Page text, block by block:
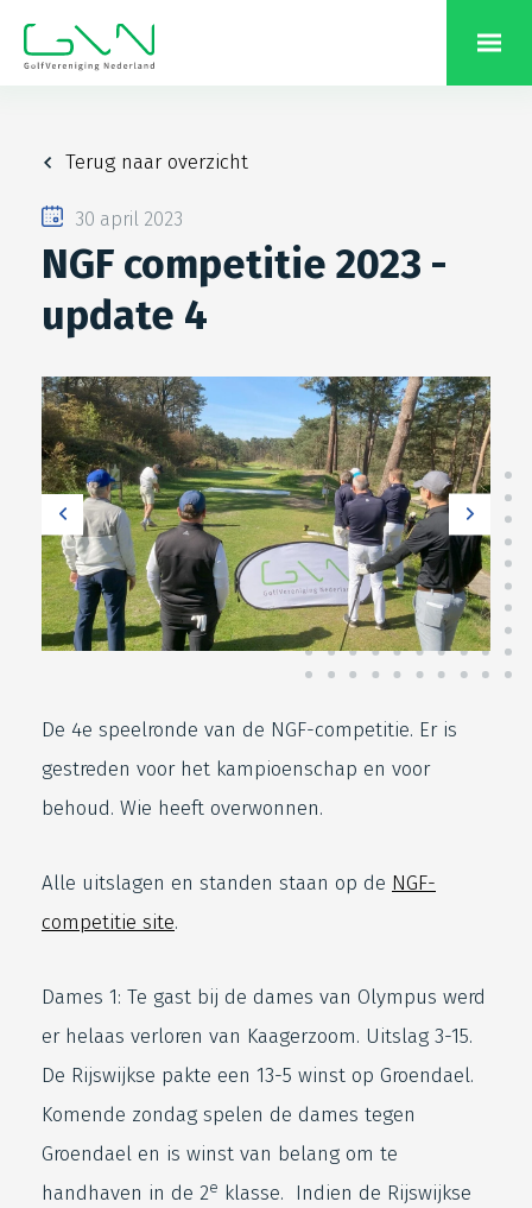
Terug naar overzicht
30 april 2023
NGF competitie 2023 -
update 4
De 4e speelronde van de NGF-competitie. Er is
gestreden voor het kampioenschap en voor
behoud. Wie heeft overwonnen.
Alle uitslagen en standen staan op de NGF-
competitie site.
Dames 1: Te gast bij de dames van Olympus werd
er helaas verloren van Kaagerzoom. Uitslag 3-15.
De Rijswijkse pakte een 13-5 winst op Groendael.
Komende zondag spelen de dames tegen
Groendael en is winst van belang om te
handhaven in de 2e klasse. Indien de Rijswijkse